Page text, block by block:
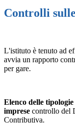
Controlli
L'istituto è tenuto ad
avvia un rapporto
per gare.
Elenco delle
imprese controllo del
Contributiva.